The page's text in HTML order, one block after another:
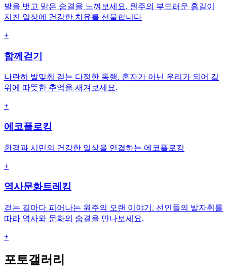
발을 벗고 맑은 숨결을 느껴보세요. 원주의 부드러운 흙길이
지친 일상에 건강한 치유를 선물합니다
+
함께걷기
나란히 발맞춰 걷는 다정한 동행. 혼자가 아닌 우리가 되어 길
위에 따뜻한 추억을 새겨보세요.
+
에코플로킹
환경과 시민의 건강한 일상을 연결하는 에코플로킹
+
역사문화트레킹
걷는 길마다 피어나는 원주의 오랜 이야기. 선인들의 발자취를
따라 역사와 문화의 숨결을 만나보세요.
+
포토갤러리